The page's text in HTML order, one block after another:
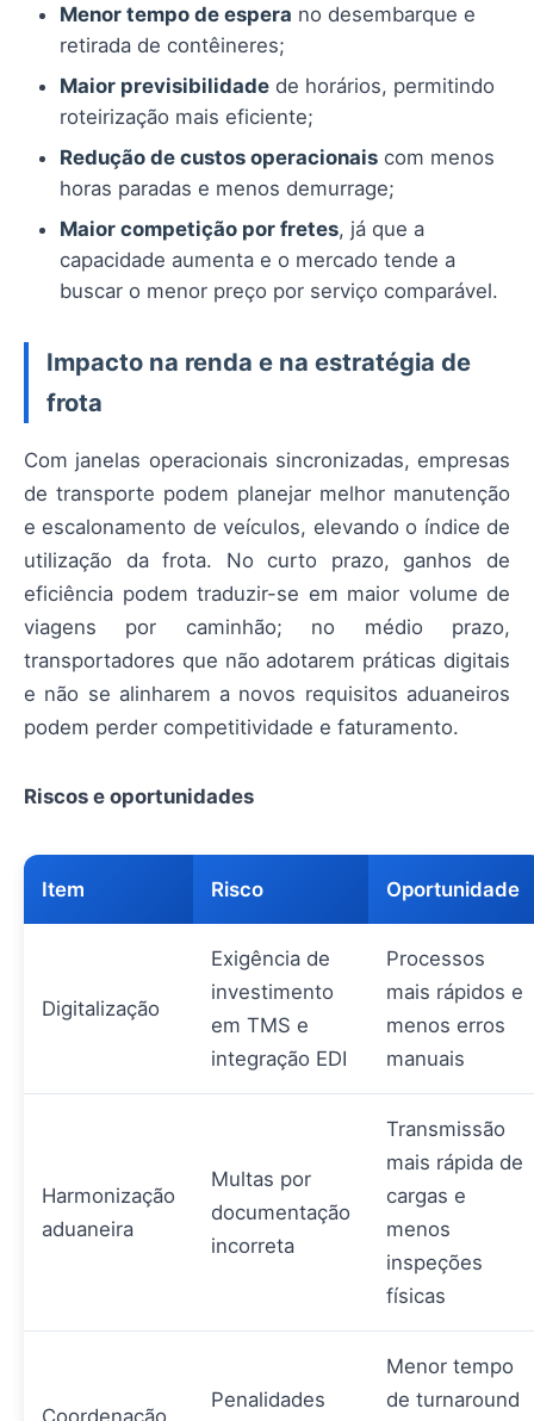
Menor tempo de espera no desembarque e
retirada de contêineres;
Maior previsibilidade de horários, permitindo
roteirização mais eficiente;
Redução de custos operacionais com menos
horas paradas e menos demurrage;
Maior competição por fretes, já que a
capacidade aumenta e o mercado tende a
buscar o menor preço por serviço comparável.
Impacto na renda e na estratégia de
frota
Com janelas operacionais sincronizadas, empresas
de transporte podem planejar melhor manutenção
e escalonamento de veículos, elevando o índice de
utilização da frota. No curto prazo, ganhos de
eficiência podem traduzir-se em maior volume de
viagens por caminhão; no médio prazo,
transportadores que não adotarem práticas digitais
e não se alinharem a novos requisitos aduaneiros
podem perder competitividade e faturamento.
Riscos e oportunidades
Item Risco Oportunidade
Digitalização
Exigência de
investimento
em TMS e
integração EDI
Processos
mais rápidos e
menos erros
manuais
Harmonização
aduaneira
Multas por
documentação
incorreta
Transmissão
mais rápida de
cargas e
menos
inspeções
físicas
Coordenação
Penalidades
Menor tempo
de turnaround